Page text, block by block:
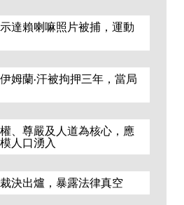
達賴喇嘛照片被捕，運動
姆蘭·汗被拘押三年，當局
、尊嚴及人道為核心，應
人口湧入
決出爐，暴露法律真空